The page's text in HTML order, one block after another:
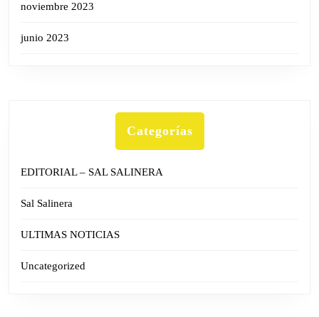
noviembre 2023
junio 2023
Categorías
EDITORIAL – SAL SALINERA
Sal Salinera
ULTIMAS NOTICIAS
Uncategorized